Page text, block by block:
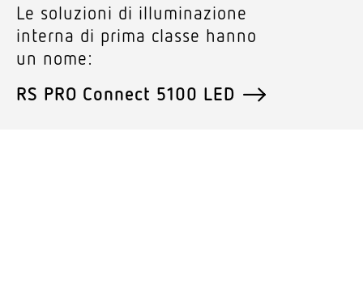
Le solu­zioni di illu­mi­na­zione
interna di prima classe hanno
un nome:
RS PRO Connect 5100 LED